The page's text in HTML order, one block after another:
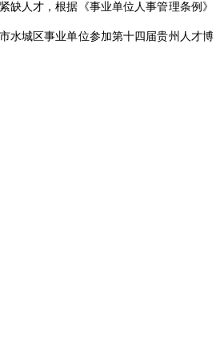
人才，根据《事业单位人事管理条例》
水城区事业单位参加第十四届贵州人才博